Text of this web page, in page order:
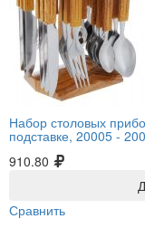
Набор столовых
подставке, 20005 -
910.80
Сравнить